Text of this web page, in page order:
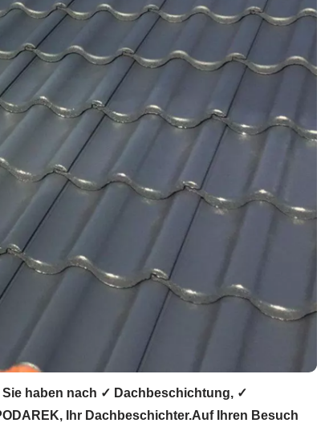
haben nach ✓ Dachbeschichtung, ✓
Ihr Dachbeschichter.Auf Ihren Besuch